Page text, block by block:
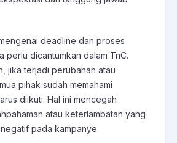
deadline dan proses
perlu dicantumkan dalam TnC.
jika terjadi perubahan atau
pihak sudah memahami
diikuti. Hal ini mencegah
atau keterlambatan yang
pada kampanye.